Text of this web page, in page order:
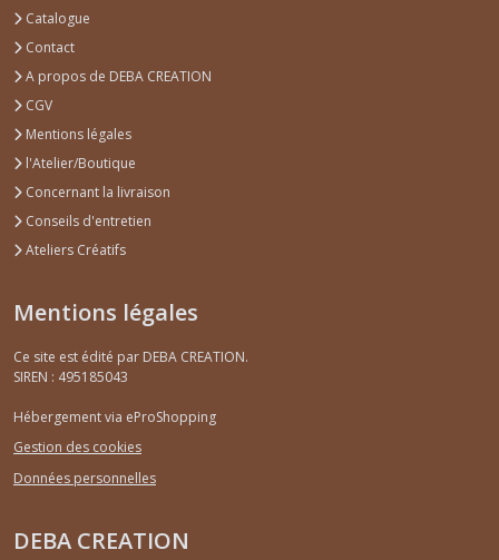
Catalogue
Contact
A propos de DEBA CREATION
CGV
Mentions légales
l'Atelier/Boutique
Concernant la livraison
Conseils d'entretien
Ateliers Créatifs
Mentions légales
Ce site est édité par DEBA CREATION.
SIREN : 495185043
Hébergement via eProShopping
Gestion des cookies
Données personnelles
DEBA CREATION